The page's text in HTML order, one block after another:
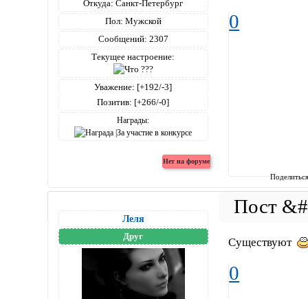
Откуда: Санкт-Петербург
Пол: Мужской
Сообщений: 2307
Текущее настроение:
Уважение: [+192/-3]
Позитив: [+266/-0]
Награды:
0
Леля
Друг Существуют
0